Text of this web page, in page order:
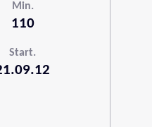
Min.
110
Start.